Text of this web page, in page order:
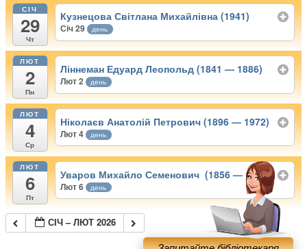
СІЧ
29
Чт
Кузнецова Світлана Михайлівна (1941)
Січ 29 день
ЛЮТ
2
Пн
Ліннеман Едуард Леопольд (1841 — 1886)
Лют 2 день
ЛЮТ
4
Ср
Ніколаєв Анатолій Петрович (1896 — 1972)
Лют 4 день
ЛЮТ
6
Пт
Уваров Михайло Семенович (1856 — 1927)
Лют 6 день
СІЧ – ЛЮТ 2026